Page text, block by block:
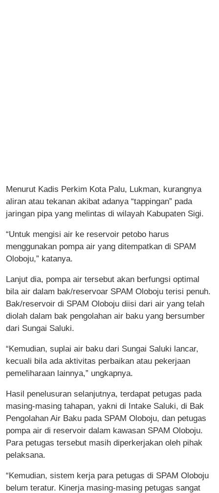
Menurut Kadis Perkim Kota Palu, Lukman, kurangnya
aliran atau tekanan akibat adanya “tappingan” pada
jaringan pipa yang melintas di wilayah Kabupaten Sigi.
“Untuk mengisi air ke reservoir petobo harus
menggunakan pompa air yang ditempatkan di SPAM
Oloboju,” katanya.
Lanjut dia, pompa air tersebut akan berfungsi optimal
bila air dalam bak/reservoar SPAM Oloboju terisi penuh.
Bak/reservoir di SPAM Oloboju diisi dari air yang telah
diolah dalam bak pengolahan air baku yang bersumber
dari Sungai Saluki.
“Kemudian, suplai air baku dari Sungai Saluki lancar,
kecuali bila ada aktivitas perbaikan atau pekerjaan
pemeliharaan lainnya,” ungkapnya.
Hasil penelusuran selanjutnya, terdapat petugas pada
masing-masing tahapan, yakni di Intake Saluki, di Bak
Pengolahan Air Baku pada SPAM Oloboju, dan petugas
pompa air di reservoir dalam kawasan SPAM Oloboju.
Para petugas tersebut masih diperkerjakan oleh pihak
pelaksana.
“Kemudian, sistem kerja para petugas di SPAM Oloboju
belum teratur. Kinerja masing-masing petugas sangat